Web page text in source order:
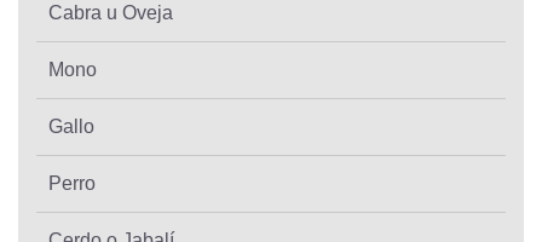
Cabra u Oveja
Mono
Gallo
Perro